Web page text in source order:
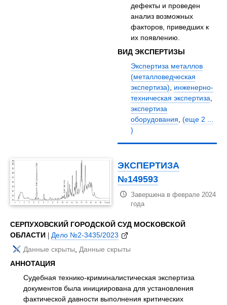
дефекты и проведен
анализ возможных
факторов, приведших к
их появлению.
ВИД ЭКСПЕРТИЗЫ
Экспертиза металлов
(металловедческая
экспертиза), инженерно-
техническая экспертиза,
экспертиза
оборудования,(еще 2 ...
)
ЭКСПЕРТИЗА
№149593
Завершена в феврале 2024
года
СЕРПУХОВСКИЙ ГОРОДСКОЙ СУД МОСКОВСКОЙ
ОБЛАСТИ | Дело №2-3435/2023
Данные скрыты, Данные скрыты
АННОТАЦИЯ
Судебная технико-криминалистическая экспертиза
документов была инициирована для установления
фактической давности выполнения критических